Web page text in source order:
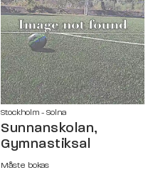
Stockholm - Solna
Sunnanskolan,
Gymnastiksal
Måste bokas